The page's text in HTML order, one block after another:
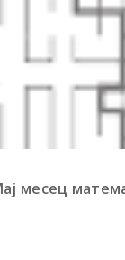
месец